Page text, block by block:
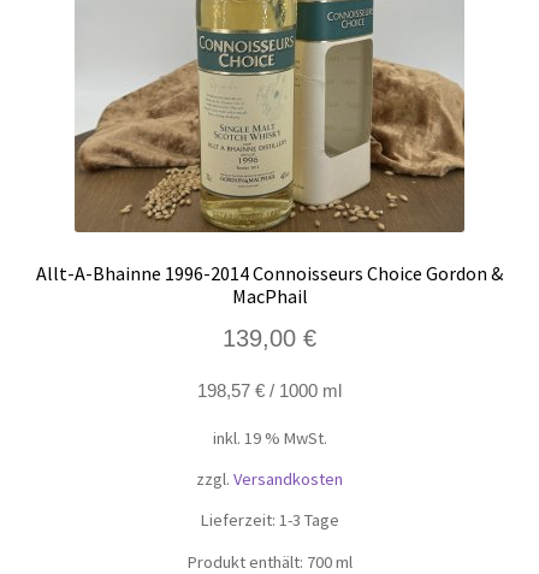
Allt-A-Bhainne 1996-2014 Connoisseurs Choice Gordon &
MacPhail
139,00 €
198,57 € / 1000 ml
inkl. 19 % MwSt.
zzgl. Versandkosten
Lieferzeit: 1-3 Tage
Produkt enthält: 700ml